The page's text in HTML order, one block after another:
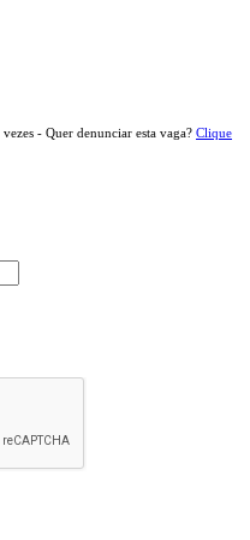
vezes - Quer denunciar esta vaga? Clique